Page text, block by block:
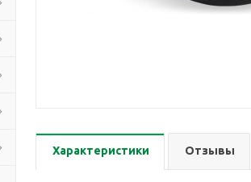
Характеристики Отзывы